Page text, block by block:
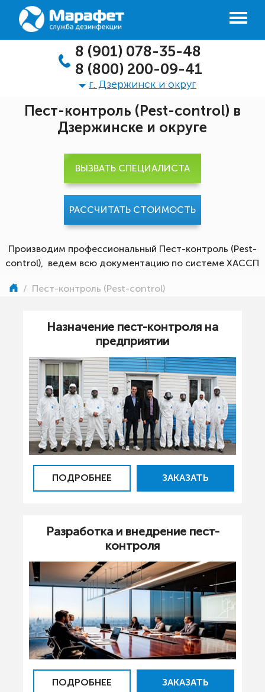
8 (901) 078-35-48
8 (800) 200-09-41
г. Дзержинск и округ
Пест-контроль (Pest-control) в
Дзержинске и округе
Производим профессиональный Пест-контроль (Pest-
control), ведем всю документацию по системе ХАССП
ВЫЗВАТЬ СПЕЦИАЛИСТА
РАССЧИТАТЬ СТОИМОСТЬ
/ Пест-контроль (Pest-control)
Назначение пест-контроля на
предприятии
ПОДРОБНЕЕ ЗАКАЗАТЬ
Разработка и внедрение пест-
контроля
ПОДРОБНЕЕ ЗАКАЗАТЬ